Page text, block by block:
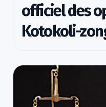
officiel des
Kotokoli-